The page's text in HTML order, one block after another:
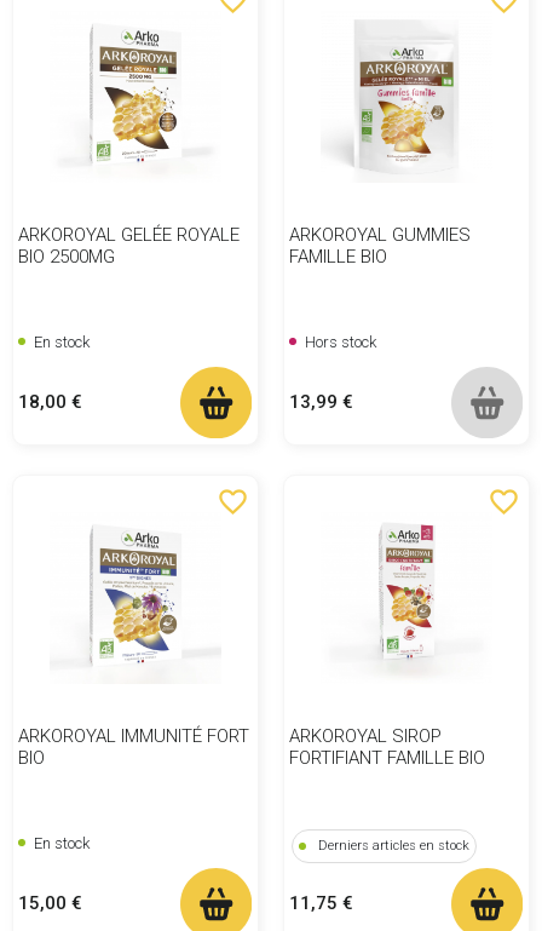
ARKOROYAL GELÉE ROYALE
BIO 2500MG
En stock
Prix
18,00 €
ARKOROYAL GUMMIES
FAMILLE BIO
Hors stock
Prix
13,99 €
favorite_border
ARKOROYAL IMMUNITÉ FORT
BIO
En stock
Prix
15,00 €
favorite_border
ARKOROYAL SIROP
FORTIFIANT FAMILLE BIO
Derniers articles en stock
Prix
11,75 €